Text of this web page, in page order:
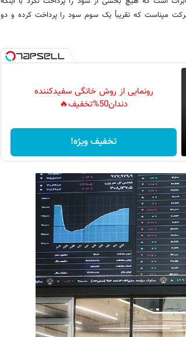
شرکت مپناست که تقریباً یک سوم سود را پرداخت کرده و دو
رونمایی از روش خانگی سفیدکننده
دندان50%تخفیف🔥
تخفیف ویژه!